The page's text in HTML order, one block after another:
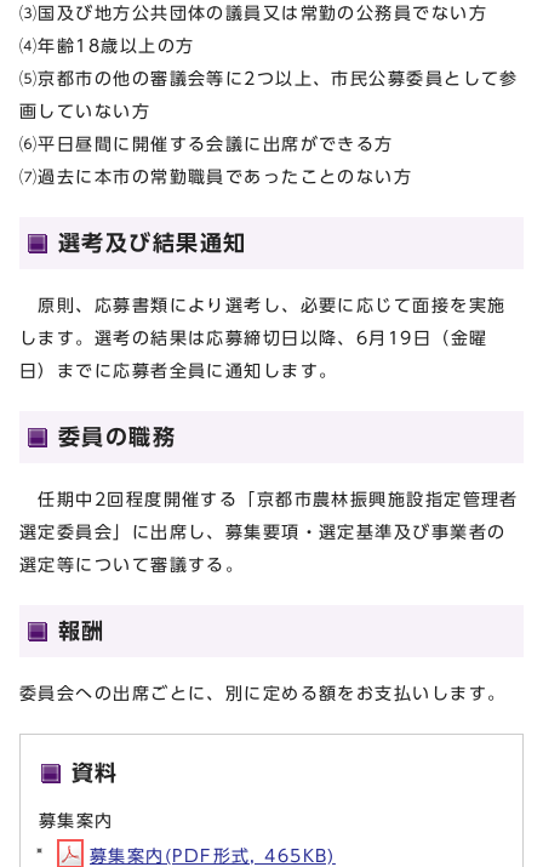
⑶国及び地方公共団体の議員又は常勤の公務員でない方
⑷年齢18歳以上の方
⑸京都市の他の審議会等に2つ以上、市民公募委員として参
画していない方
⑹平日昼間に開催する会議に出席ができる方
⑺過去に本市の常勤職員であったことのない方
選考及び結果通知
原則、応募書類により選考し、必要に応じて面接を実施
します。選考の結果は応募締切日以降、6月19日（金曜
日）までに応募者全員に通知します。
委員の職務
任期中2回程度開催する「京都市農林振興施設指定管理者
選定委員会」に出席し、募集要項・選定基準及び事業者の
選定等について審議する。
報酬
委員会への出席ごとに、別に定める額をお支払いします。
資料
募集案内
募集案内(PDF形式, 465KB)